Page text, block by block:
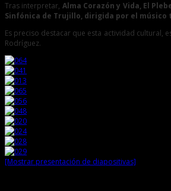
Tras interpretar, Alma Corazón y Vida, El
Sinfónica de Trujillo, dirigida por el músico
Es preciso destacar que esta actividad cultural,
Rodríguez.
[Mostrar presentación de diapositivas]